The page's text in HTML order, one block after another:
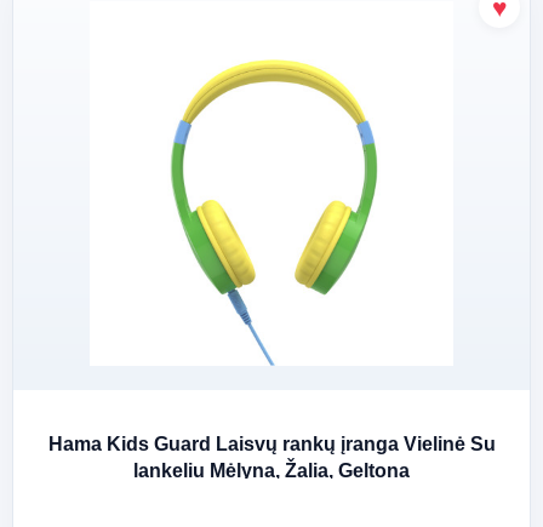
Hama Kids Guard Laisvų rankų įranga Vielinė Su
lankeliu Mėlyna, Žalia, Geltona